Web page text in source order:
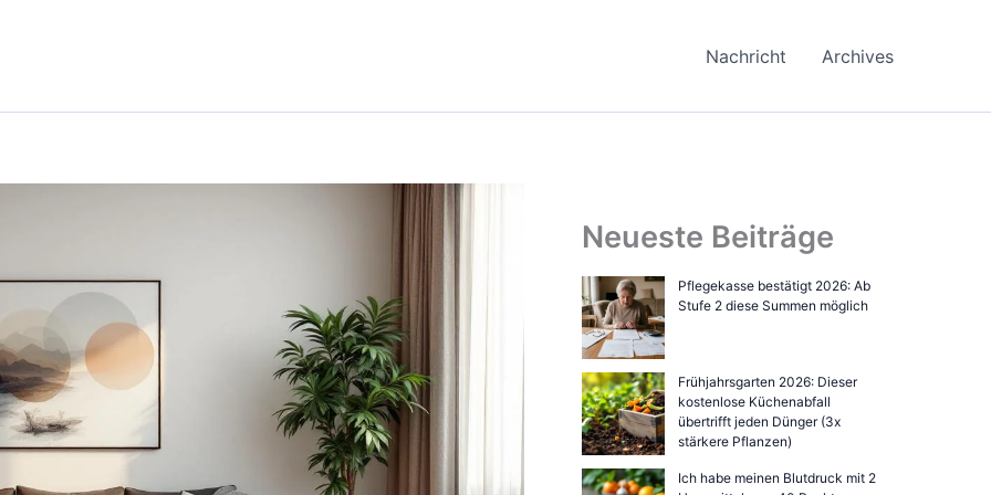
Nachricht Archives
Neueste Beiträge
Pflegekasse bestätigt 2026: Ab
Stufe 2 diese Summen möglich
Frühjahrsgarten 2026: Dieser
kostenlose Küchenabfall
übertrifft jeden Dünger (3x
stärkere Pflanzen)
Ich habe meinen Blutdruck mit 2